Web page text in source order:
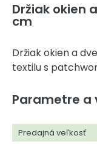
Držiak okien
cm
Držiak okien a
textilu s
Parametre a
Predajná veľkosť